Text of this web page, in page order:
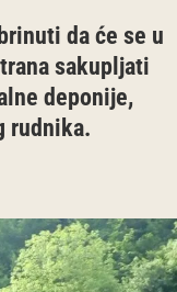
da će se u
sakupljati
deponije,
rudnika.